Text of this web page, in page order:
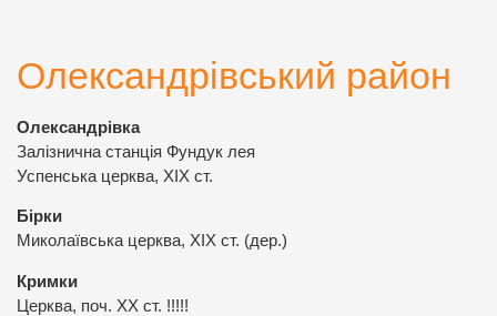
Олександрівський район
Олександрівка
Залізнична станція Фундук лея
Успенська церква, ХІХ ст.
Бірки
Миколаївська церква, ХІХ ст. (дер.)
Кримки
Церква, поч. ХХ ст. !!!!!